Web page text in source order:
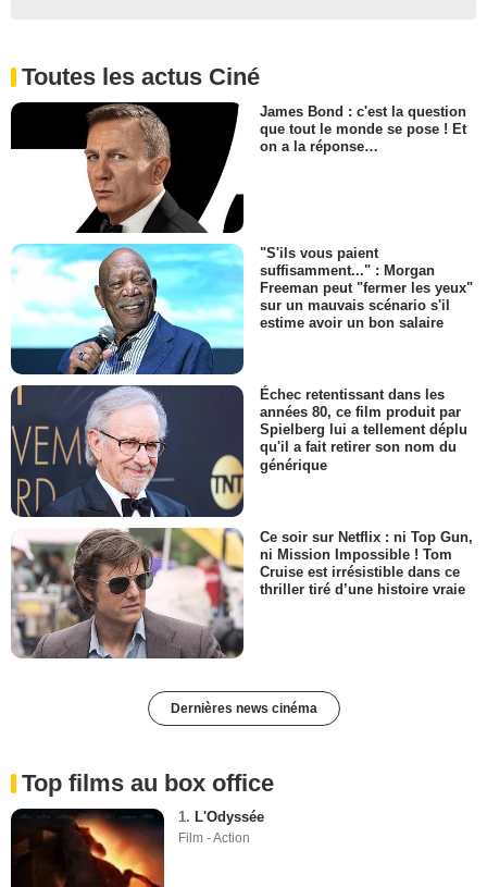
Toutes les actus Ciné
James Bond : c'est la question
que tout le monde se pose ! Et
on a la réponse…
"S'ils vous paient
suffisamment..." : Morgan
Freeman peut "fermer les yeux"
sur un mauvais scénario s'il
estime avoir un bon salaire
Échec retentissant dans les
années 80, ce film produit par
Spielberg lui a tellement déplu
qu'il a fait retirer son nom du
générique
Ce soir sur Netflix : ni Top Gun,
ni Mission Impossible ! Tom
Cruise est irrésistible dans ce
thriller tiré d’une histoire vraie
Dernières news cinéma
Top films au box office
1. L'Odyssée
Film - Action